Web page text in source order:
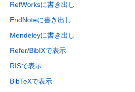
RefWorksに書き出し
EndNoteに書き出し
Mendeleyに書き出し
Refer/BibIXで表示
RISで表示
BibTeXで表示